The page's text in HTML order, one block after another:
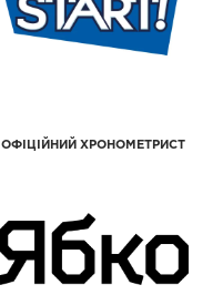
ОФІЦІЙНИЙ ХРОНОМЕТРИСТ